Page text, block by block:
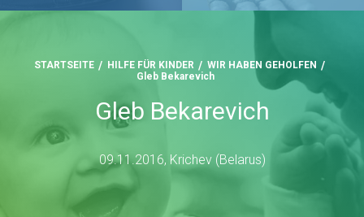
STARTSEITE HILFE FÜR KINDER
WIR HABEN GEHOLFEN
Gleb Bekarevich
Gleb Bekarevich
09.11.2016, Krichev (Belarus)